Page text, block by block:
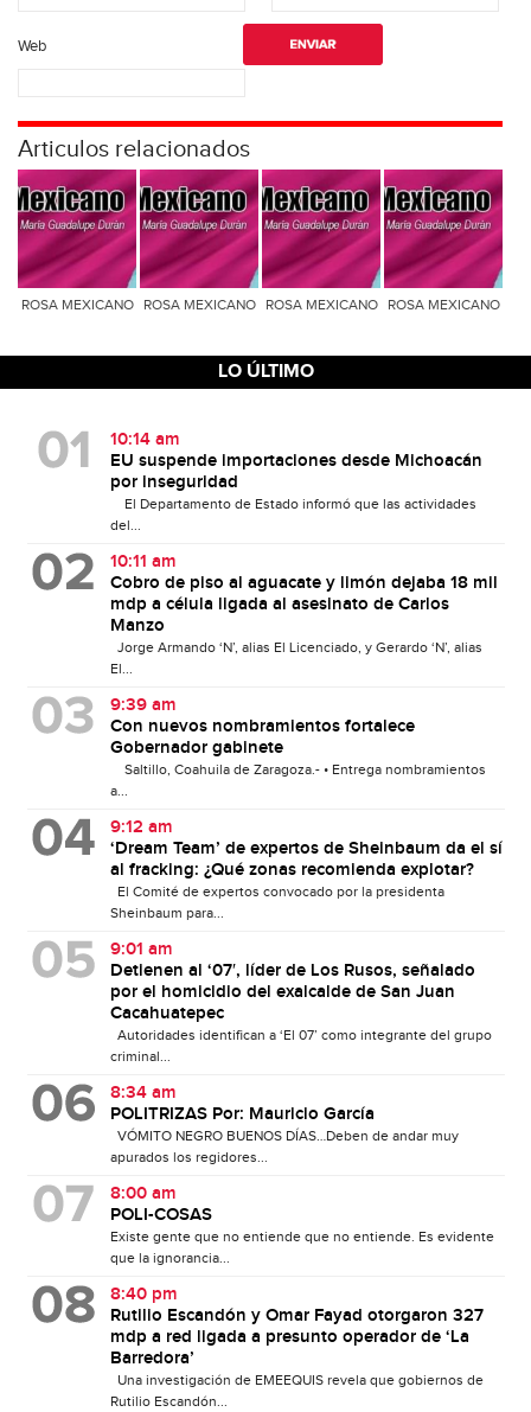
Web
Articulos relacionados
ROSA MEXICANO ROSA MEXICANO ROSA MEXICANO ROSA MEXICANO
LO ÚLTIMO
10:14 am
EU suspende importaciones desde Michoacán
por inseguridad
El Departamento de Estado informó que las actividades
del...
10:11 am
Cobro de piso al aguacate y limón dejaba 18 mil
mdp a célula ligada al asesinato de Carlos
Manzo
Jorge Armando ‘N’, alias El Licenciado, y Gerardo ‘N’, alias
El...
9:39 am
Con nuevos nombramientos fortalece
Gobernador gabinete
Saltillo, Coahuila de Zaragoza.- • Entrega nombramientos
a...
9:12 am
‘Dream Team’ de expertos de Sheinbaum da el sí
al fracking: ¿Qué zonas recomienda explotar?
El Comité de expertos convocado por la presidenta
Sheinbaum para...
9:01 am
Detienen al ‘07′, líder de Los Rusos, señalado
por el homicidio del exalcalde de San Juan
Cacahuatepec
Autoridades identifican a ‘El 07’ como integrante del grupo
criminal...
8:34 am
POLITRIZAS Por: Mauricio García
VÓMITO NEGRO BUENOS DÍAS…Deben de andar muy
apurados los regidores...
8:00 am
POLI-COSAS
Existe gente que no entiende que no entiende. Es evidente
que la ignorancia...
8:40 pm
Rutilio Escandón y Omar Fayad otorgaron 327
mdp a red ligada a presunto operador de ‘La
Barredora’
Una investigación de EMEEQUIS revela que gobiernos de
Rutilio Escandón...